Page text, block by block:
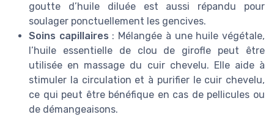
goutte d’huile diluée est aussi répandu pour
soulager ponctuellement les gencives.
Soins capillaires : Mélangée à une huile végétale,
l’huile essentielle de clou de girofle peut être
utilisée en massage du cuir chevelu. Elle aide à
stimuler la circulation et à purifier le cuir chevelu,
ce qui peut être bénéfique en cas de pellicules ou
de démangeaisons.